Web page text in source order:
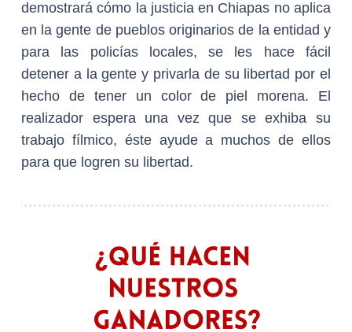
demostrará cómo la justicia en Chiapas no aplica
en la gente de pueblos originarios de la entidad y
para las policías locales, se les hace fácil
detener a la gente y privarla de su libertad por el
hecho de tener un color de piel morena. El
realizador espera una vez que se exhiba su
trabajo fílmico, éste ayude a muchos de ellos
para que logren su libertad.